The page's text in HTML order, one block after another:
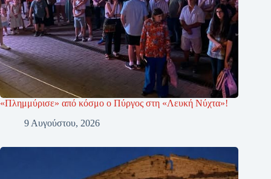
«Πλημμύρισε» από κόσμο ο Πύργος στη «Λευκή Νύχτα»!
9 Αυγούστου, 2026